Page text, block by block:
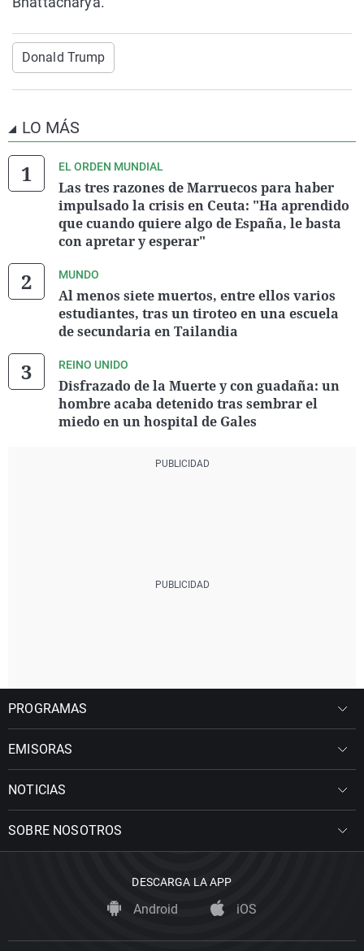
Donald Trump
LO MÁS
EL ORDEN MUNDIAL
Las tres razones de Marruecos para haber
impulsado la crisis en Ceuta: "Ha aprendido
que cuando quiere algo de España, le basta
con apretar y esperar"
MUNDO
Al menos siete muertos, entre ellos varios
estudiantes, tras un tiroteo en una escuela
de secundaria en Tailandia
REINO UNIDO
Disfrazado de la Muerte y con guadaña: un
hombre acaba detenido tras sembrar el
miedo en un hospital de Gales
PROGRAMAS
EMISORAS
NOTICIAS
SOBRE NOSOTROS
DESCARGA LA APP
Android iOS